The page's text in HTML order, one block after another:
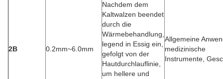
2B 0.2mm~6.0mm
Nachdem dem
Kaltwalzen beendet
durch die
Wärmebehandlung,
legend in Essig ein,
gefolgt von der
Hautdurchlauflinie,
um hellere und
Allgemeine
medizinische
Instrumente,